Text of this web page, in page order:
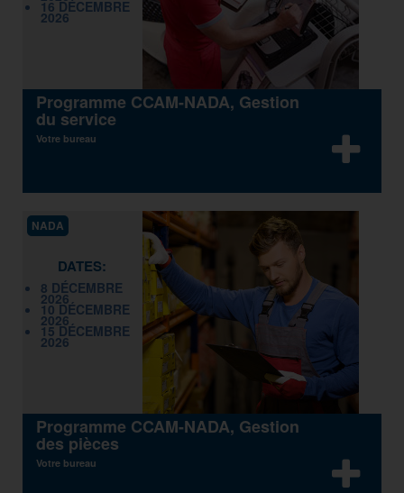
16 DÉCEMBRE
2026
Programme CCAM-NADA, Gestion
du service
Votre bureau
NADA
DATES:
8 DÉCEMBRE
2026
10 DÉCEMBRE
2026
15 DÉCEMBRE
2026
Programme CCAM-NADA, Gestion
des pièces
Votre bureau